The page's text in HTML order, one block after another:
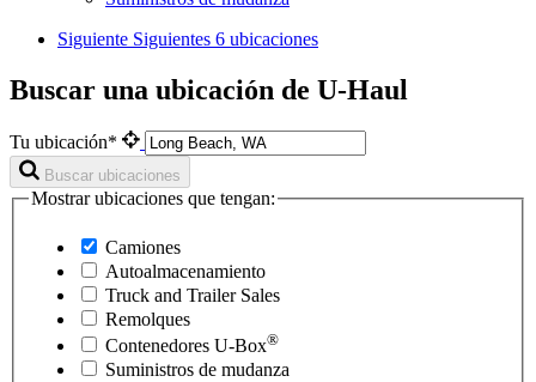
Siguiente Siguientes 6 ubicaciones
Buscar una ubicación de U-Haul
Tu ubicación*
Buscar ubicaciones
Mostrar ubicaciones que tengan:
Camiones
Autoalmacenamiento
Truck and Trailer Sales
Remolques
Contenedores U-Box®
Suministros de mudanza